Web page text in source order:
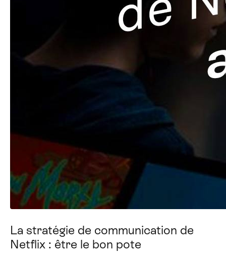
La stratégie de communication de
Netflix : être le bon pote